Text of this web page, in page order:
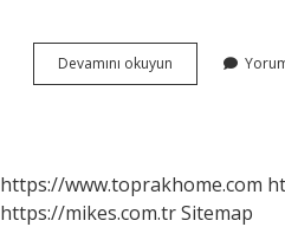
Devamını okuyun
Eski
https://www.toprakhome.com
https://mikes.com.trSitemap